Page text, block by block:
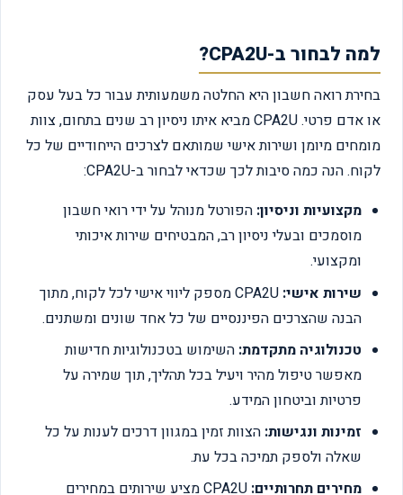
למה לבחור ב-CPA2U?
בחירת רואה חשבון היא החלטה משמעותית עבור כל בעל עסק
או אדם פרטי. CPA2U מביא איתו ניסיון רב שנים בתחום, צוות
מומחים מיומן ושירות אישי שמותאם לצרכים הייחודיים של כל
לקוח. הנה כמה סיבות לכך שכדאי לבחור ב-CPA2U:
מקצועיות וניסיון:הפורטל מנוהל על ידי רואי חשבון
מוסמכים ובעלי ניסיון רב, המבטיחים שירות איכותי
ומקצועי.
שירות אישי:
CPA2U מספק ליווי אישי לכל לקוח, מתוך
הבנה שהצרכים הפיננסיים של כל אחד שונים ומשתנים.
טכנולוגיה מתקדמת:השימוש בטכנולוגיות חדישות
מאפשר טיפול מהיר ויעיל בכל תהליך, תוך שמירה על
פרטיות וביטחון המידע.
זמינות ונגישות:הצוות זמין במגוון דרכים לענות על כל
שאלה ולספק תמיכה בכל עת.
מחירים תחרותיים:
CPA2U מציע שירותים במחירים